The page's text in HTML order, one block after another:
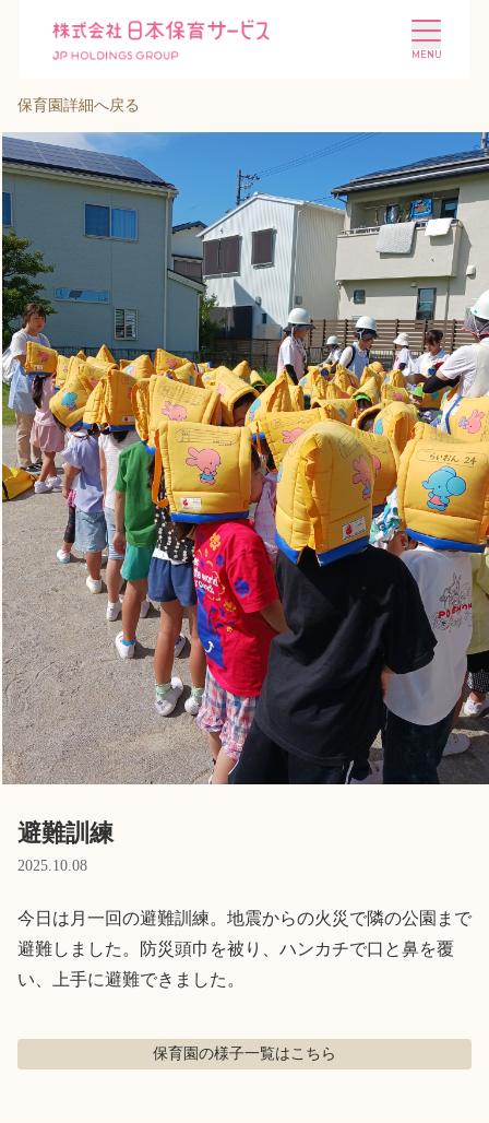
施設を探す 選ばれる理由
会社概要 ニュース
投資家情報 採用情報
English
ホーム
利用者の声
プライバシーポリシー
保育園詳細へ戻る
避難訓練
2025.10.08
今日は月一回の避難訓練。地震からの火災で隣の公園まで
避難しました。防災頭巾を被り、ハンカチで口と鼻を覆
い、上手に避難できました。
保育園の様子一覧はこちら